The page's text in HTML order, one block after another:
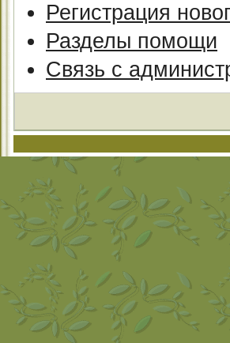
Регистрация
Разделы помощи
Связь с